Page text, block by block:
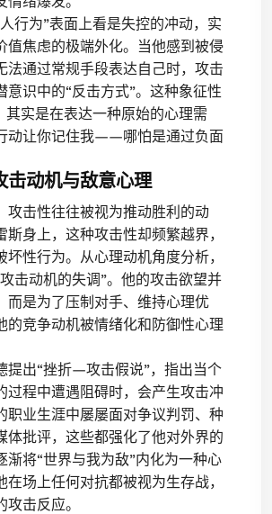
行为”表面上看是失控的冲动，实
值焦虑的极端外化。当他感到被侵
法通过常规手段表达自己时，攻击
意识中的“反击方式”。这种象征性
其实是在表达一种原始的心理需
动让你记住我——哪怕是通过负面
击动机与敌意心理
攻击性往往被视为推动胜利的动
斯身上，这种攻击性却频繁越界，
坏性行为。从心理动机角度分析，
击动机的失调”。他的攻击欲望并
而是为了压制对手、维持心理优
的竞争动机被情绪化和防御性心理
提出“挫折—攻击假说”，指出当个
过程中遭遇阻碍时，会产生攻击冲
职业生涯中屡屡面对争议判罚、种
体批评，这些都强化了他对外界的
渐将“世界与我为敌”内化为一种心
在场上任何对抗都被视为生存战，
击反应。